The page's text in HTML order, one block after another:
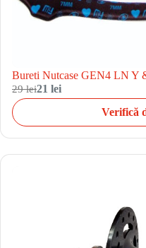
Bureti Nutcase GEN4 LN Y
29 lei21 lei
Verifică